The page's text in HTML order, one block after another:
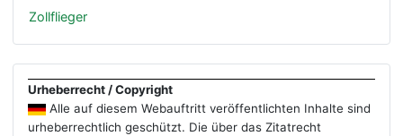
Zollflieger
Urheberrecht / Copyright
Alle auf diesem Webauftritt veröffentlichten Inhalte sind
urheberrechtlich geschützt. Die über das Zitatrecht